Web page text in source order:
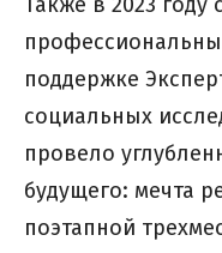
поддержке
социальных
провело
будущего: мечта
поэтапной